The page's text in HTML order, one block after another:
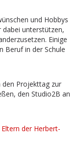
und Hobbys
dabei unterstützen,
Einige
Beruf in der Schule
den Projekttag zur
den Studio2B an
der Herbert-